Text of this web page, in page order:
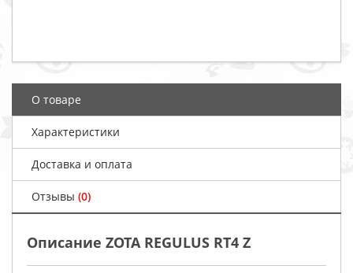
О товаре
Характеристики
Доставка и оплата
Отзывы (0)
Описание ZOTA REGULUS RT4 Z